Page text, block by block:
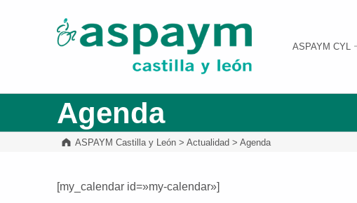
ASPAYM Castilla y León
ASPAYM CYL
Agenda
ASPAYM Castilla y León >Actualidad >Agenda
[my_calendar id=»my-calendar»]